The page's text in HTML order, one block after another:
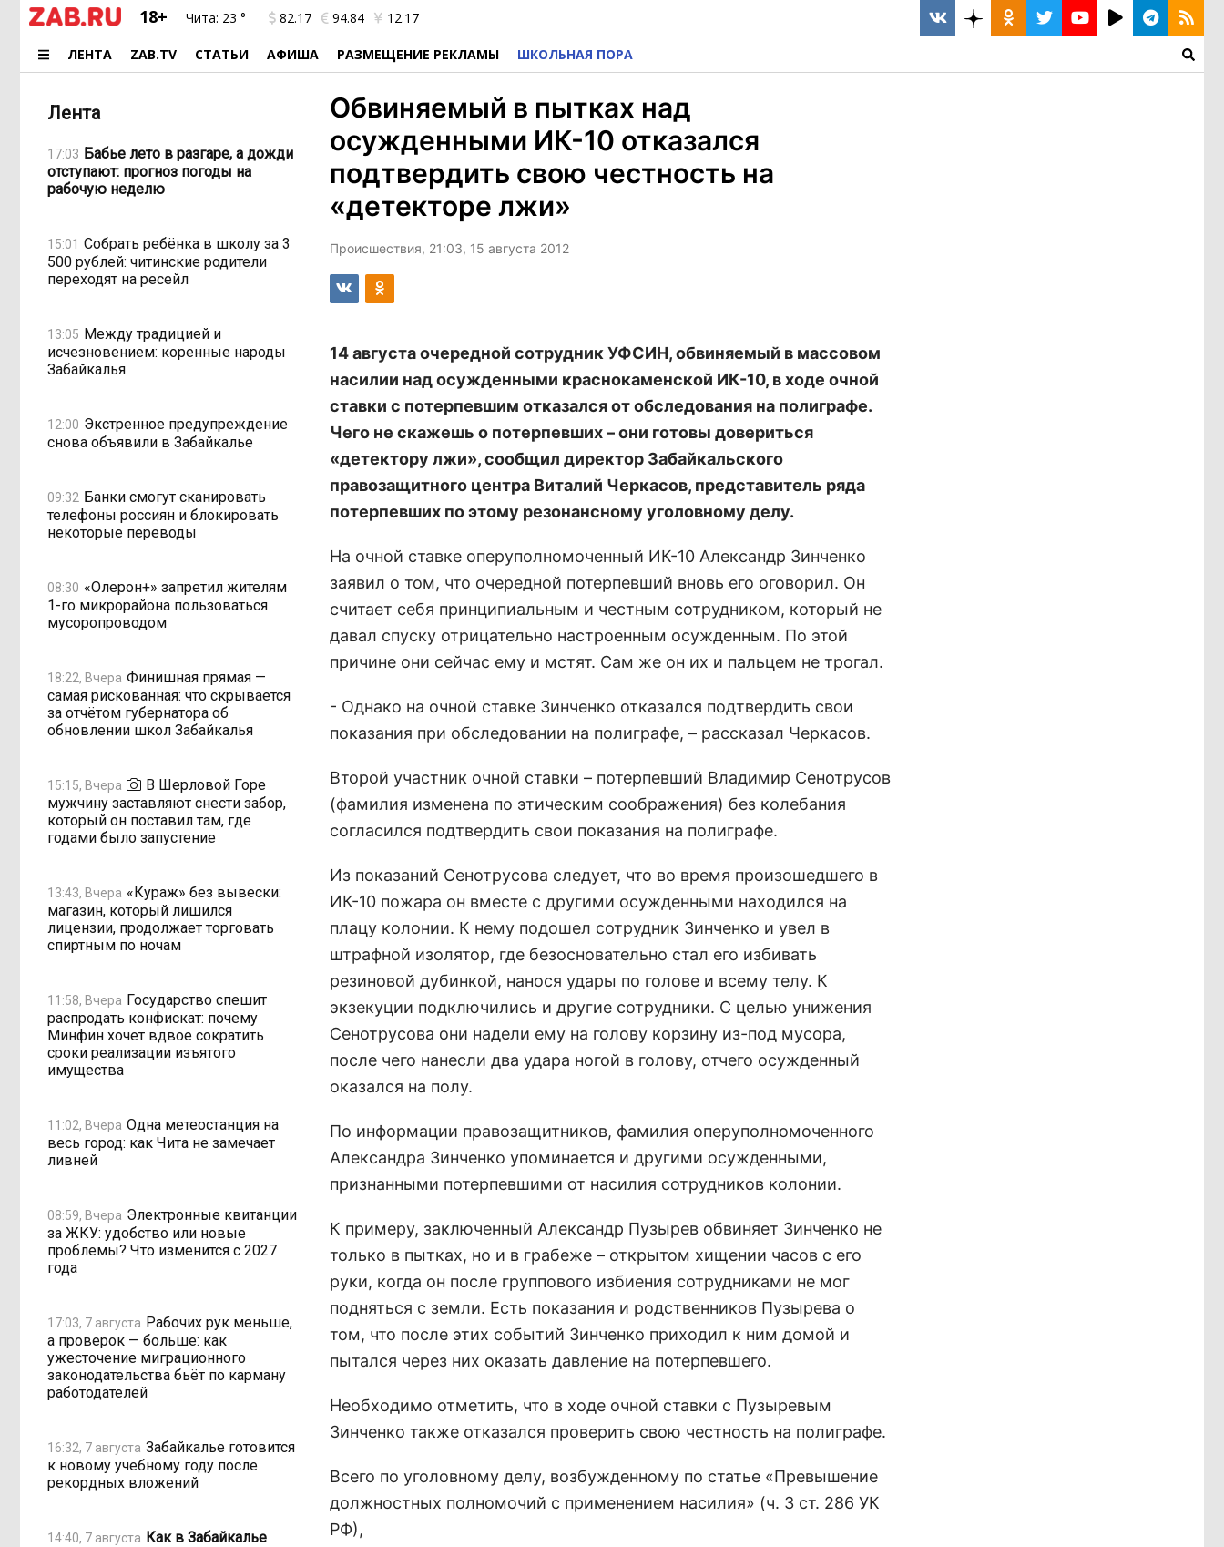
18+ Чита: 23 ° 82.17 94.84 12.17
ЛЕНТА ZAB.TV СТАТЬИ АФИША РАЗМЕЩЕНИЕ РЕКЛАМЫ ШКОЛЬНАЯ ПОРА
Лента
17:03 Бабье лето в разгаре, а дожди
отступают: прогноз погоды на
рабочую неделю
15:01 Собрать ребёнка в школу за 3
500 рублей: читинские родители
переходят на ресейл
13:05 Между традицией и
исчезновением: коренные народы
Забайкалья
12:00 Экстренное предупреждение
снова объявили в Забайкалье
09:32 Банки смогут сканировать
телефоны россиян и блокировать
некоторые переводы
08:30 «Олерон+» запретил жителям
1-го микрорайона пользоваться
мусоропроводом
18:22, Вчера Финишная прямая —
самая рискованная: что скрывается
за отчётом губернатора об
обновлении школ Забайкалья
15:15, Вчера
В Шерловой Горе
мужчину заставляют снести забор,
который он поставил там, где
годами было запустение
13:43, Вчера «Кураж» без вывески:
магазин, который лишился
лицензии, продолжает торговать
спиртным по ночам
11:58, Вчера Государство спешит
распродать конфискат: почему
Минфин хочет вдвое сократить
сроки реализации изъятого
имущества
11:02, Вчера Одна метеостанция на
весь город: как Чита не замечает
ливней
08:59, Вчера Электронные квитанции
за ЖКУ: удобство или новые
проблемы? Что изменится с 2027
года
17:03, 7 августа Рабочих рук меньше,
а проверок — больше: как
ужесточение миграционного
законодательства бьёт по карману
работодателей
16:32, 7 августа Забайкалье готовится
к новому учебному году после
рекордных вложений
14:40, 7 августа Как в Забайкалье
Обвиняемый в пытках над
осужденными ИК-10 отказался
подтвердить свою честность на
«детекторе лжи»
Происшествия, 21:03, 15 августа 2012
14 августа очередной сотрудник УФСИН, обвиняемый в массовом
насилии над осужденными краснокаменской ИК-10, в ходе очной
ставки с потерпевшим отказался от обследования на полиграфе.
Чего не скажешь о потерпевших – они готовы довериться
«детектору лжи», сообщил директор Забайкальского
правозащитного центра Виталий Черкасов, представитель ряда
потерпевших по этому резонансному уголовному делу.
На очной ставке оперуполномоченный ИК-10 Александр Зинченко
заявил о том, что очередной потерпевший вновь его оговорил. Он
считает себя принципиальным и честным сотрудником, который не
давал спуску отрицательно настроенным осужденным. По этой
причине они сейчас ему и мстят. Сам же он их и пальцем не трогал.
- Однако на очной ставке Зинченко отказался подтвердить свои
показания при обследовании на полиграфе, – рассказал Черкасов.
Второй участник очной ставки – потерпевший Владимир Сенотрусов
(фамилия изменена по этическим соображения) без колебания
согласился подтвердить свои показания на полиграфе.
Из показаний Сенотрусова следует, что во время произошедшего в
ИК-10 пожара он вместе с другими осужденными находился на
плацу колонии. К нему подошел сотрудник Зинченко и увел в
штрафной изолятор, где безосновательно стал его избивать
резиновой дубинкой, нанося удары по голове и всему телу. К
экзекуции подключились и другие сотрудники. С целью унижения
Сенотрусова они надели ему на голову корзину из-под мусора,
после чего нанесли два удара ногой в голову, отчего осужденный
оказался на полу.
По информации правозащитников, фамилия оперуполномоченного
Александра Зинченко упоминается и другими осужденными,
признанными потерпевшими от насилия сотрудников колонии.
К примеру, заключенный Александр Пузырев обвиняет Зинченко не
только в пытках, но и в грабеже – открытом хищении часов с его
руки, когда он после группового избиения сотрудниками не мог
подняться с земли. Есть показания и родственников Пузырева о
том, что после этих событий Зинченко приходил к ним домой и
пытался через них оказать давление на потерпевшего.
Необходимо отметить, что в ходе очной ставки с Пузыревым
Зинченко также отказался проверить свою честность на полиграфе.
Всего по уголовному делу, возбужденному по статье «Превышение
должностных полномочий с применением насилия» (ч. 3 ст. 286 УК
РФ),